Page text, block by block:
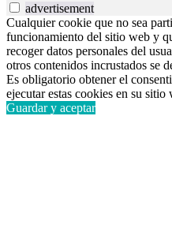
advertisement
Cualquier cookie que no sea
funcionamiento del sitio web y
recoger datos personales del
otros contenidos incrustados se
Es obligatorio obtener el
ejecutar estas cookies en su sitio
Guardar y aceptar